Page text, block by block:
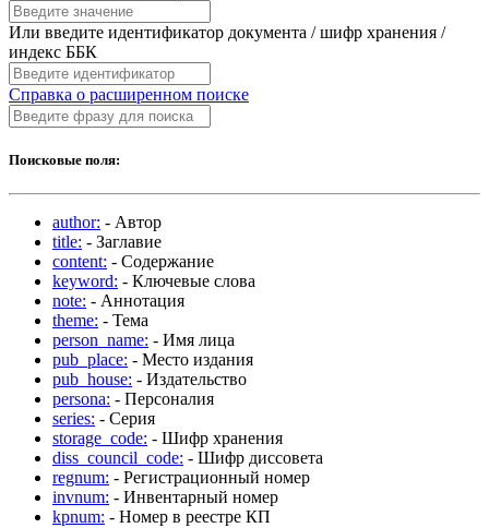
Или введите идентификатор документа / шифр хранения /
индекс ББК
Справка о расширенном поиске
Поисковые поля:
author: - Автор
title: - Заглавие
content: - Содержание
keyword: - Ключевые слова
note: - Аннотация
theme: - Тема
person_name: - Имя лица
pub_place: - Место издания
pub_house: - Издательство
persona: - Персоналия
series: - Серия
storage_code: - Шифр хранения
diss_council_code: - Шифр диссовета
regnum: - Регистрационный номер
invnum: - Инвентарный номер
kpnum: - Номер в реестре КП